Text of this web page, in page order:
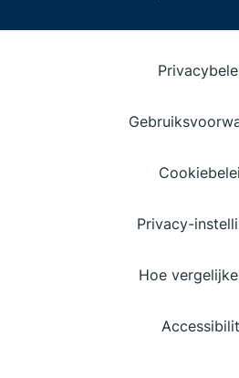
Privacy-
Hoe